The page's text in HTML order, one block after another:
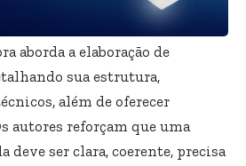
aborda a elaboração de
sua estrutura,
além de oferecer
autores reforçam que uma
deve ser clara, coerente, precisa